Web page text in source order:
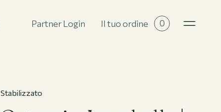
Partner Login Il tuo ordine 0
Stabilizzato